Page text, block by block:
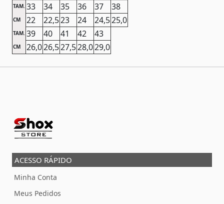
TAM. 33 34 35 36 37 38
CM 22 22,523 24 24,525,0
TAM. 39 40 41 42 43
CM 26,026,527,528,029,0
ACESSO RÁPIDO
Minha Conta
Meus Pedidos